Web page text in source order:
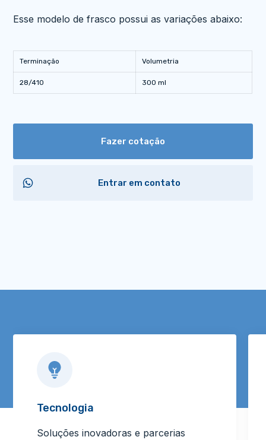
Esse modelo de frasco possui as variações abaixo:
Terminação Volumetria
28/410 300 ml
Fazer cotação
Entrar em contato
Tecnologia
Soluções inovadoras e parcerias